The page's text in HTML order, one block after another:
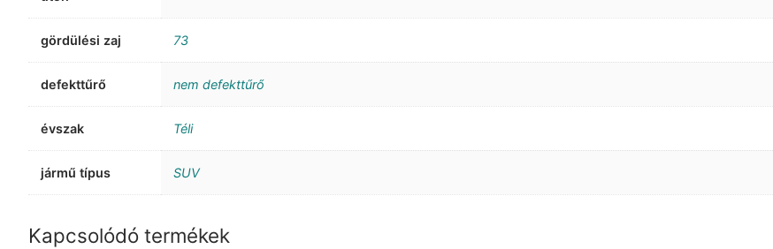
gördülési zaj 73
defekttűrő nem defekttűrő
évszak Téli
jármű típus SUV
Kapcsolódó termékek